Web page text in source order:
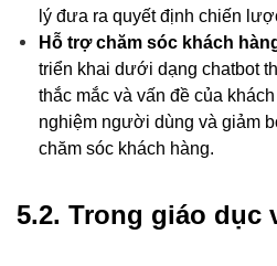
lý đưa ra quyết định chiến
Hỗ trợ chăm sóc khách
triển khai dưới dạng chatbot
thắc mắc và vấn đề của
nghiệm người dùng và giảm
chăm sóc khách hàng.
5.2. Trong giáo dục